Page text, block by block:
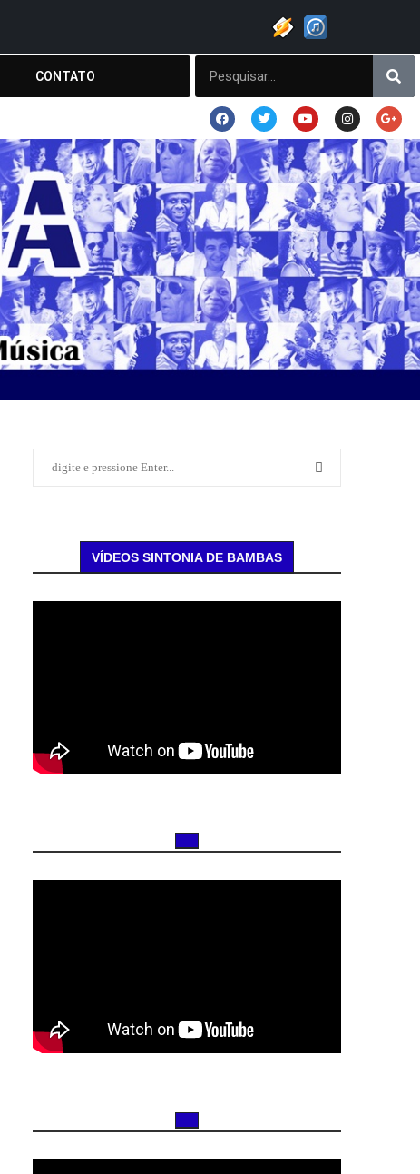
CONTATO
VÍDEOS SINTONIA DE BAMBAS